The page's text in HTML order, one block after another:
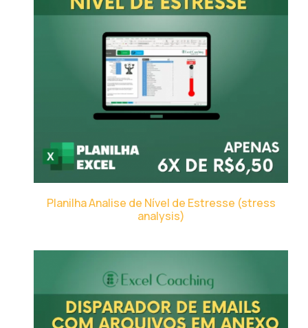
Planilha Analise de Nível de Estresse (stress
analysis)